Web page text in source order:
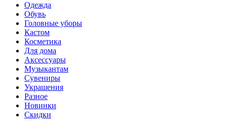
Одежда
Обувь
Головные уборы
Кастом
Косметика
Для дома
Аксессуары
Музыкантам
Сувениры
Украшения
Разное
Новинки
Скидки